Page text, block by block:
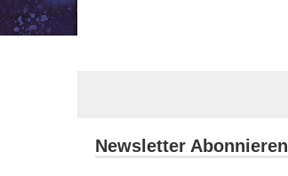
Newsletter Abonnieren